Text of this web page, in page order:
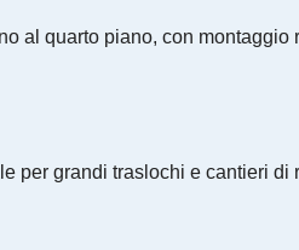
al quarto piano, con montaggio
per grandi traslochi e cantieri di